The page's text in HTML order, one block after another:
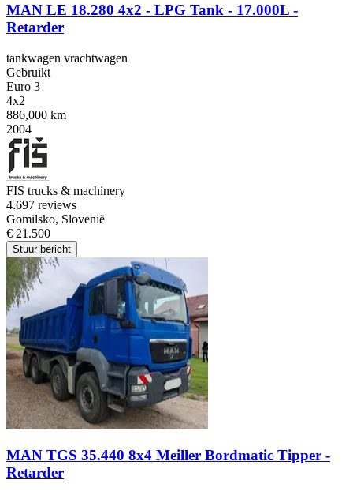
MAN LE 18.280 4x2 - LPG Tank - 17.000L -
Retarder
tankwagen vrachtwagen
Gebruikt
Euro 3
4x2
886,000 km
2004
FIS trucks & machinery
4.697 reviews
Gomilsko, Slovenië
€ 21.500
Stuur bericht
MAN TGS 35.440 8x4 Meiller Bordmatic Tipper -
Retarder